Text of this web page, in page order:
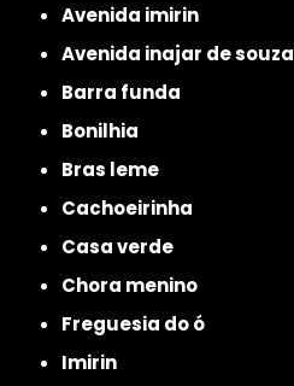
avenida imirin
avenida inajar de souza
barra funda
bonilhia
bras leme
cachoeirinha
casa verde
chora menino
freguesia do ó
imirin